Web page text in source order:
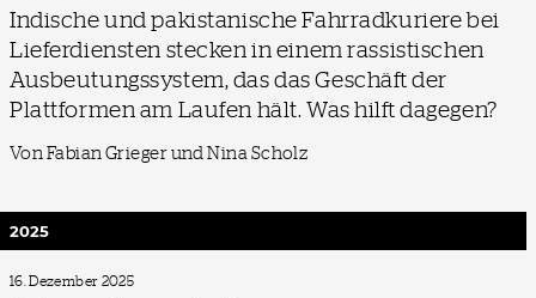
Indische und pakistanische Fahrradkuriere bei
Lieferdiensten stecken in einem rassistischen
Ausbeutungssystem, das das Geschäft der
Plattformen am Laufen hält. Was hilft dagegen?
Von Fabian Grieger und Nina Scholz
2025
16. Dezember 2025